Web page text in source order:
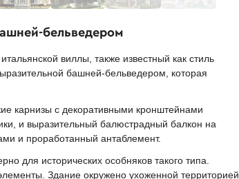
бельведером
виллы, также известный как стиль
башней-бельведером, которая
карнизы с декоративными кронштейнами
и выразительный балюстрадный балкон на
и проработанный антаблемент.
для исторических особняков такого типа.
Здание окружено ухоженной территорией